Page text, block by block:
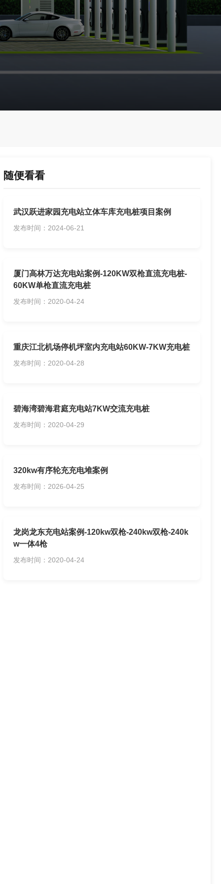
随便看看
武汉跃进家园充电站立体车库充电桩项目案例
发布时间：2024-06-21
厦门高林万达充电站案例-120KW双枪直流充电桩-
60KW单枪直流充电桩
发布时间：2020-04-24
重庆江北机场停机坪室内充电站60KW-7KW充电桩
发布时间：2020-04-28
碧海湾碧海君庭充电站7KW交流充电桩
发布时间：2020-04-29
320kw有序轮充充电堆案例
发布时间：2026-04-25
龙岗龙东充电站案例-120kw双枪-240kw双枪-240k
w一体4枪
发布时间：2020-04-24